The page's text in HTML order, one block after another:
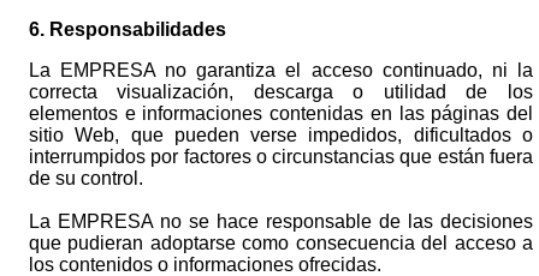
6. Responsabilidades
La EMPRESA no garantiza el acceso continuado, ni la
correcta visualización, descarga o utilidad de los
elementos e informaciones contenidas en las páginas del
sitio Web, que pueden verse impedidos, dificultados o
interrumpidos por factores o circunstancias que están fuera
de su control.
La EMPRESA no se hace responsable de las decisiones
que pudieran adoptarse como consecuencia del acceso a
los contenidos o informaciones ofrecidas.